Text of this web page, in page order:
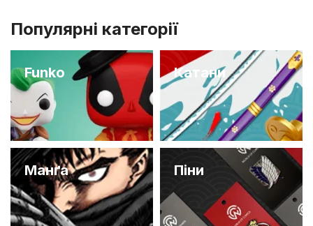
Популярні категорії
Funko Катани
Манґа Піни